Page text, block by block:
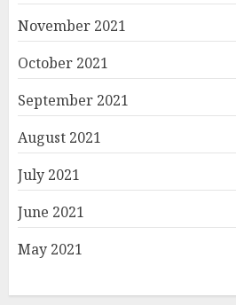
November 2021
October 2021
September 2021
August 2021
July 2021
June 2021
May 2021